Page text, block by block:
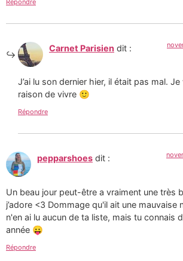
Carnet Parisien dit :
J’ai lu son dernier hier, il était pas mal.
raison de vivre 🙂
Répondre
pepparshoes dit :
Un beau jour peut-être a vraiment une très
j’adore <3 Dommage qu'il ait une
n'en ai lu aucun de ta liste, mais tu connais
année 😛
Répondre